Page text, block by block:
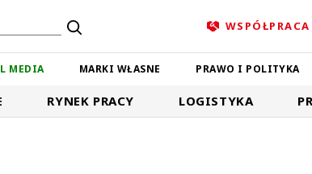
WSPÓŁPRACA
MEDIA MARKI WŁASNE PRAWO I POLITYKA
RYNEK PRACY LOGISTYKA